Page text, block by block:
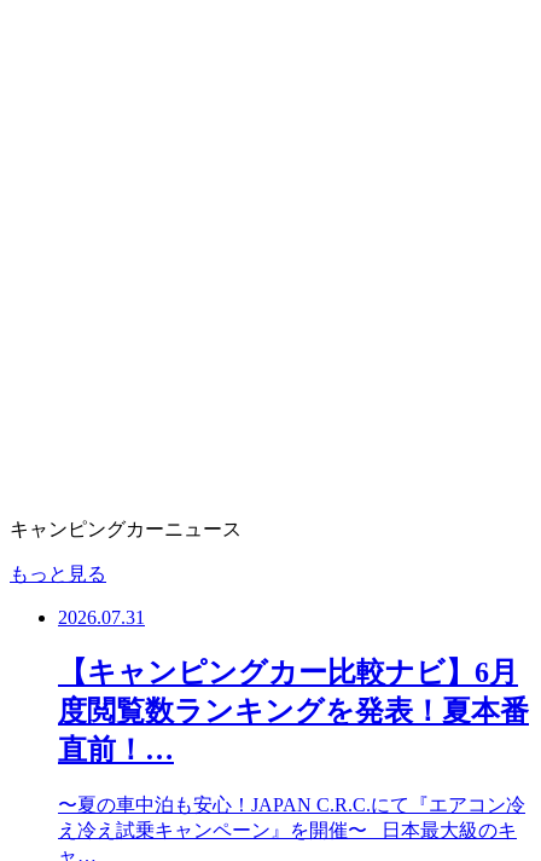
キャンピングカーニュース
もっと見る
2026.07.31
【キャンピングカー比較ナビ】6月
度閲覧数ランキングを発表！夏本番
直前！…
〜夏の車中泊も安心！JAPAN C.R.C.にて『エアコン冷
え冷え試乗キャンペーン』を開催〜 日本最大級のキ
ャ…